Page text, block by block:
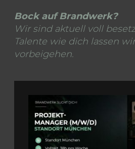
Bock auf Brandwerk?
Wir sind aktuell voll
Talente wie dich lassen
vorbeigehen.